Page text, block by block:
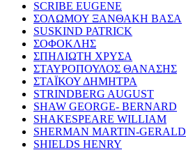
SCRIBE EUGENE
ΣΟΛΩΜΟΥ ΞΑΝΘΑΚΗ ΒΑΣΑ
SUSKIND PATRICK
ΣΟΦΟΚΛΗΣ
ΣΠΗΛΙΩΤΗ ΧΡΥΣΑ
ΣΤΑΥΡΟΠΟΥΛΟΣ ΘΑΝΑΣΗΣ
ΣΤΑΪΚΟΥ ΔΗΜΗΤΡΑ
STRINDBERG AUGUST
SHAW GEORGE- BERNARD
SHAKESPEARE WILLIAM
SHERMAN MARTIN-GERALD
SHIELDS HENRY